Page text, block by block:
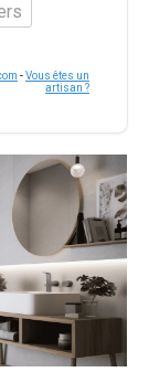
-Vous êtes un
artisan ?